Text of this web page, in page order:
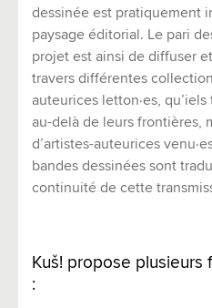
dessinée est pratiquement
paysage éditorial. Le pari
projet est ainsi de diffuser
travers différentes
auteurices letton·es,
au-delà de leurs frontières,
d’artistes-auteurices
bandes dessinées sont
continuité de cette
Kuš! propose plusieurs
: